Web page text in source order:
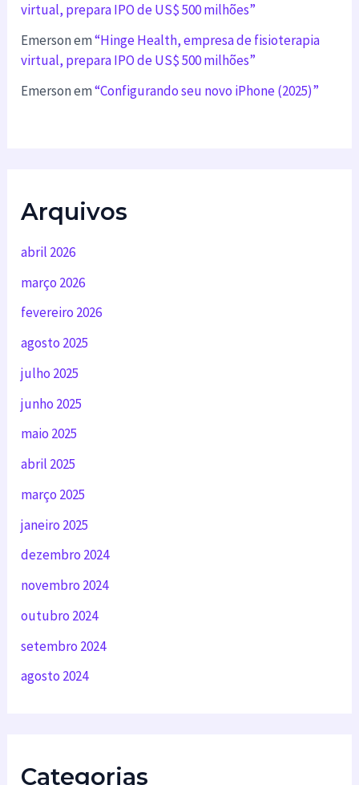
virtual, prepara IPO de US$ 500 milhões”
Emersonem“Hinge Health, empresa de fisioterapia
virtual, prepara IPO de US$ 500 milhões”
Emersonem“Configurando seu novo iPhone (2025)”
Arquivos
abril 2026
março 2026
fevereiro 2026
agosto 2025
julho 2025
junho 2025
maio 2025
abril 2025
março 2025
janeiro 2025
dezembro 2024
novembro 2024
outubro 2024
setembro 2024
agosto 2024
Categorias